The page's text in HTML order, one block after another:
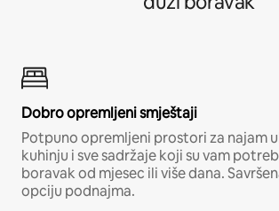
Dobro opremljeni smještaji
Potpuno opremljeni prostori za najam
kuhinju i sve sadržaje koji su vam
boravak od mjesec ili više dana.
opciju podnajma.